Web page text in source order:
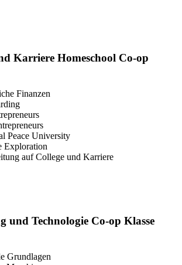
Karriere Homeschool Co-op
Finanzen
Peace University
Exploration
auf College und Karriere
und Technologie Co-op Klasse
Grundlagen